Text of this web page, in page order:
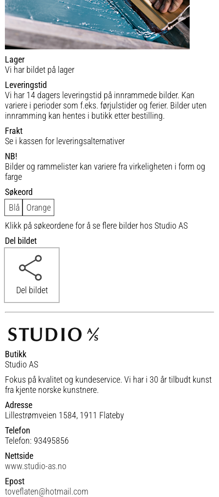
Lager
Vi har bildet på lager
Leveringstid
Vi har 14 dagers leveringstid på innrammede bilder. Kan
variere i perioder som f.eks. førjulstider og ferier. Bilder uten
innramming kan hentes i butikk etter bestilling.
Frakt
Se i kassen for leveringsalternativer
NB!
Bilder og rammelister kan variere fra virkeligheten i form og
farge
Søkeord
Blå
Orange
Klikk på søkeordene for å se flere bilder hos Studio AS
Del bildet
Del bildet
Butikk
Studio AS
Fokus på kvalitet og kundeservice. Vi har i 30 år tilbudt kunst
fra kjente norske kunstnere.
Adresse
Lillestrømveien 1584, 1911 Flateby
Telefon
Telefon: 93495856
Nettside
www.studio-as.no
Epost
toveflaten@hotmail.com